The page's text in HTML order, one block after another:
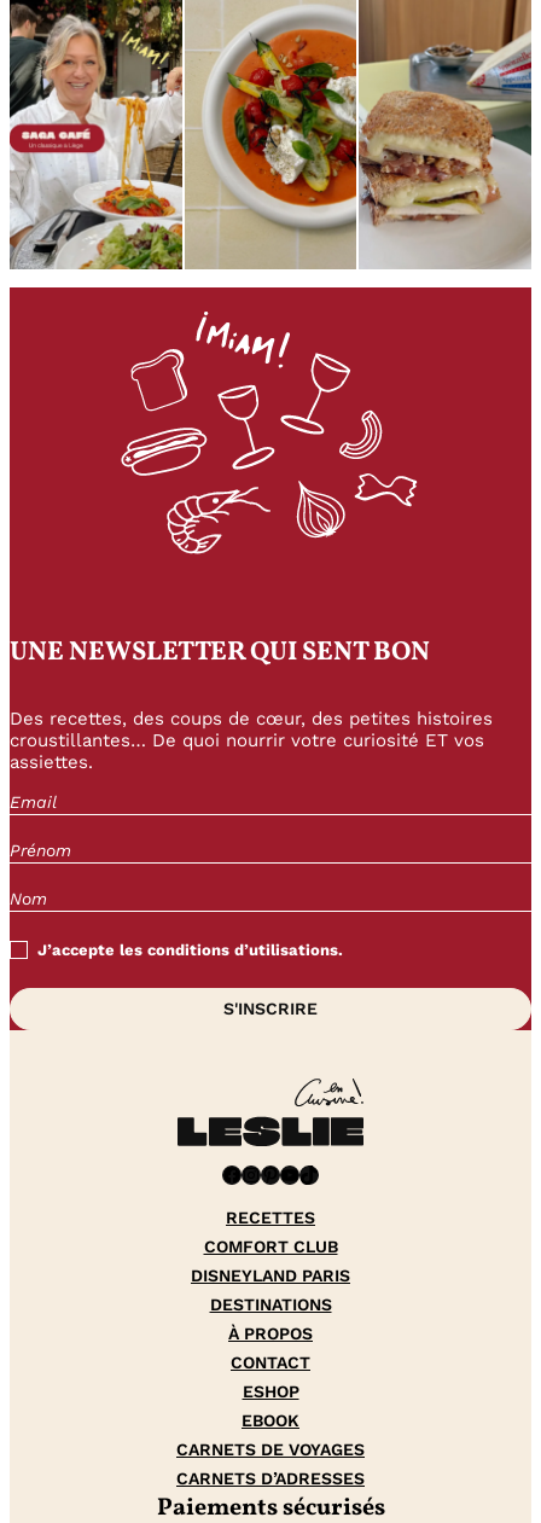
UNE NEWSLETTER QUI SENT BON
Des recettes, des coups de cœur, des petites histoires
croustillantes… De quoi nourrir votre curiosité ET vos
assiettes.
J’accepte les conditions d’utilisations.
Facebook InstagramPinterest YouTube TikTok
RECETTES
COMFORT CLUB
DISNEYLAND PARIS
DESTINATIONS
À PROPOS
CONTACT
ESHOP
EBOOK
CARNETS DE VOYAGES
CARNETS D’ADRESSES
Paiements sécurisés